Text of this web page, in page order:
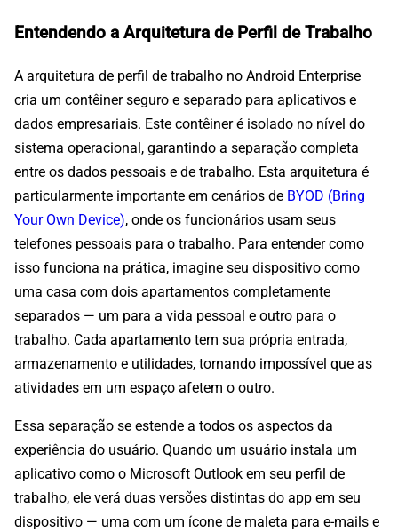
Entendendo a Arquitetura de Perfil de Trabalho
A arquitetura de perfil de trabalho no Android Enterprise
cria um contêiner seguro e separado para aplicativos e
dados empresariais. Este contêiner é isolado no nível do
sistema operacional, garantindo a separação completa
entre os dados pessoais e de trabalho. Esta arquitetura é
particularmente importante em cenários de BYOD (Bring
Your Own Device), onde os funcionários usam seus
telefones pessoais para o trabalho. Para entender como
isso funciona na prática, imagine seu dispositivo como
uma casa com dois apartamentos completamente
separados — um para a vida pessoal e outro para o
trabalho. Cada apartamento tem sua própria entrada,
armazenamento e utilidades, tornando impossível que as
atividades em um espaço afetem o outro.
Essa separação se estende a todos os aspectos da
experiência do usuário. Quando um usuário instala um
aplicativo como o Microsoft Outlook em seu perfil de
trabalho, ele verá duas versões distintas do app em seu
dispositivo — uma com um ícone de maleta para e-mails e